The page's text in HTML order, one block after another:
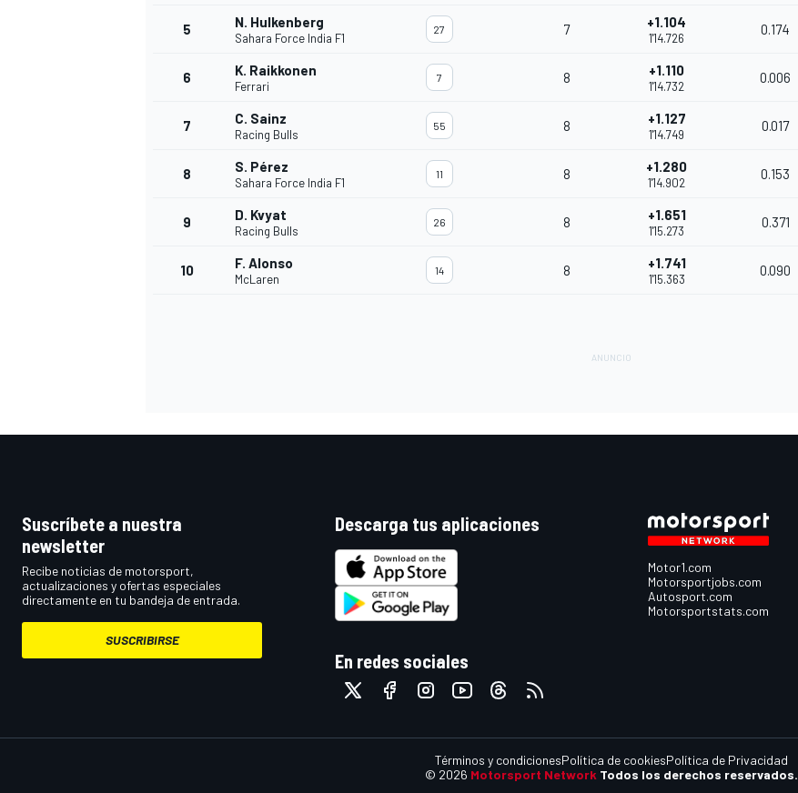
5 N. Hulkenberg
Sahara Force India F1
27 7 +1.104
1'14.726
0.174
6 K. Raikkonen
Ferrari
7 8 +1.110
1'14.732
0.006
7 C. Sainz
Racing Bulls
55 8 +1.127
1'14.749
0.017
8 S. Pérez
Sahara Force India F1
11 8 +1.280
1'14.902
0.153
9 D. Kvyat
Racing Bulls
26 8 +1.651
1'15.273
0.371
10 F. Alonso
McLaren
14 8 +1.741
1'15.363
0.090
Suscríbete a nuestra
newsletter
Recibe noticias de motorsport,
actualizaciones y ofertas especiales
directamente en tu bandeja de entrada.
SUSCRIBIRSE
Descarga tus aplicaciones
En redes sociales
Motor1.com
Motorsportjobs.com
Autosport.com
Motorsportstats.com
© 2026 Motorsport Network Todos los derechos reservados.
Términos y condicionesPolítica de cookiesPolítica de Privacidad